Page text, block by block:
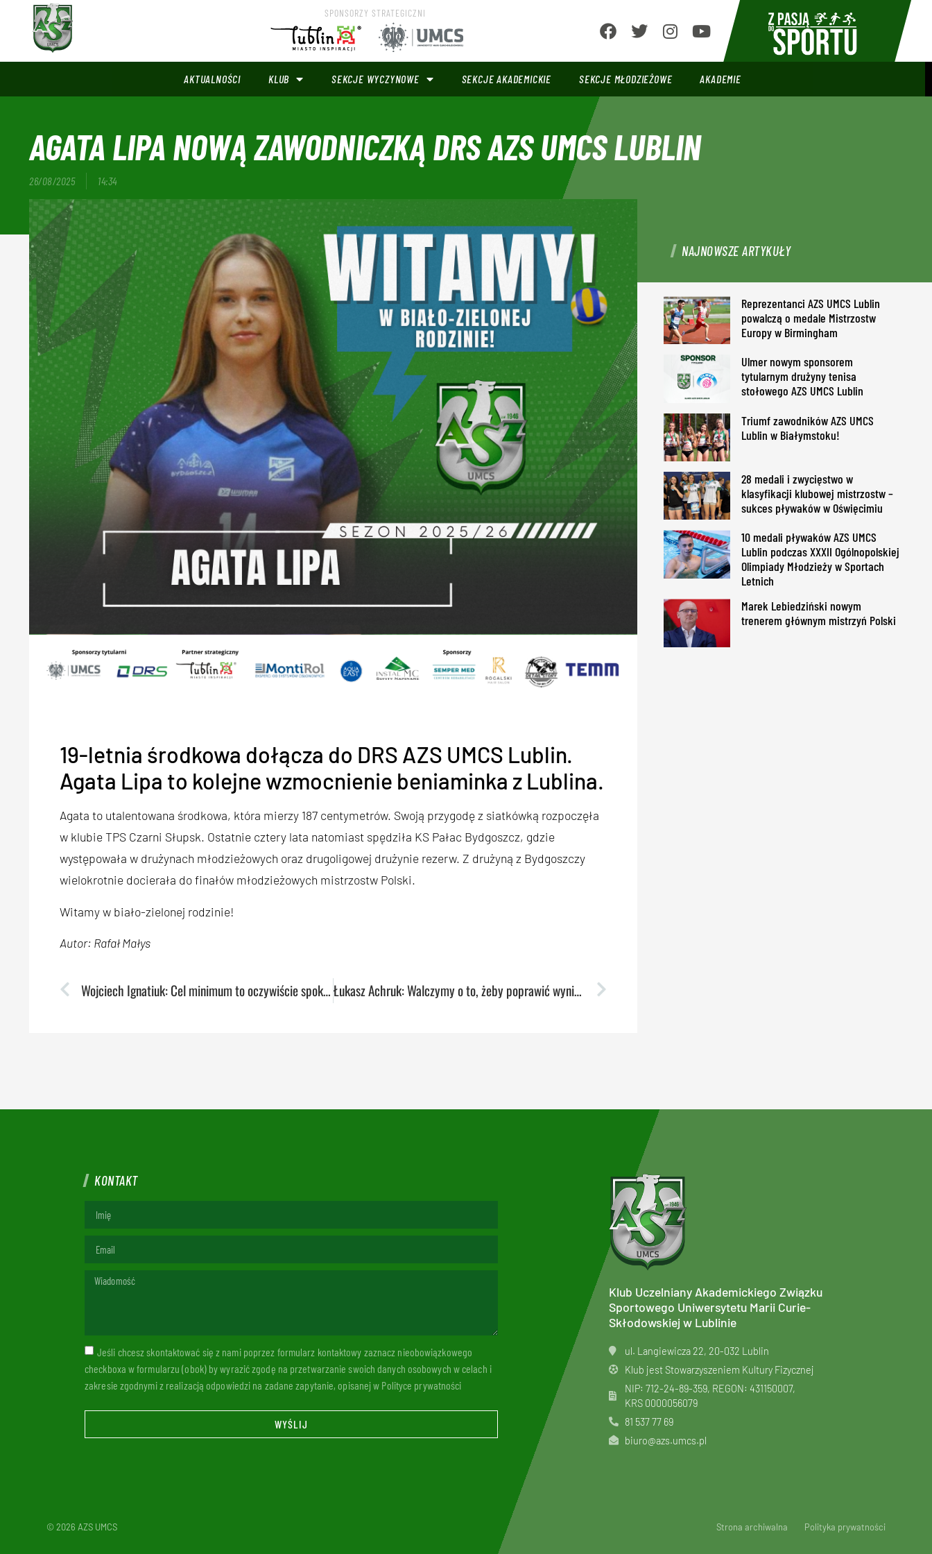
SPONSORZY STRATEGICZNI
AKTUALNOŚCI KLUB SEKCJE WYCZYNOWE SEKCJE AKADEMICKIE SEKCJE MŁODZIEŻOWE AKADEMIE
AGATA LIPA NOWĄ ZAWODNICZKĄ DRS AZS UMCS LUBLIN
26/08/2025 14:34
19-letnia środkowa dołącza do DRS AZS UMCS Lublin.
Agata Lipa to kolejne wzmocnienie beniaminka z Lublina.
Agata to utalentowana środkowa, która mierzy 187 centymetrów. Swoją przygodę z siatkówką rozpoczęła
w klubie TPS Czarni Słupsk. Ostatnie cztery lata natomiast spędziła KS Pałac Bydgoszcz, gdzie
występowała w drużynach młodzieżowych oraz drugoligowej drużynie rezerw. Z drużyną z Bydgoszczy
wielokrotnie docierała do finałów młodzieżowych mistrzostw Polski.
Witamy w biało-zielonej rodzinie!
Autor: Rafał Małys
Wojciech Ignatiuk: Cel minimum to oczywiście spokojne utrzymanie. Wynik, który zaspokoi ambicje tej grupy to walka w play off Łukasz Achruk: Walczymy o to, żeby poprawić wynik z zeszłego sezonu
NAJNOWSZE ARTYKUŁY
Reprezentanci AZS UMCS Lublin
powalczą o medale Mistrzostw
Europy w Birmingham
Ulmer nowym sponsorem
tytularnym drużyny tenisa
stołowego AZS UMCS Lublin
Triumf zawodników AZS UMCS
Lublin w Białymstoku!
28 medali i zwycięstwo w
klasyfikacji klubowej mistrzostw –
sukces pływaków w Oświęcimiu
10 medali pływaków AZS UMCS
Lublin podczas XXXII Ogólnopolskiej
Olimpiady Młodzieży w Sportach
Letnich
Marek Lebiedziński nowym
trenerem głównym mistrzyń Polski
KONTAKT
Jeśli chcesz skontaktować się z nami poprzez formularz kontaktowy zaznacz nieobowiązkowego
checkboxa w formularzu (obok) by wyrazić zgodę na przetwarzanie swoich danych osobowych w celach i
zakresie zgodnymi z realizacją odpowiedzi na zadane zapytanie, opisanej w Polityce prywatności
WYŚLIJ
Klub Uczelniany Akademickiego Związku
Sportowego Uniwersytetu Marii Curie-
Skłodowskiej w Lublinie
ul. Langiewicza 22, 20-032 Lublin
Klub jest Stowarzyszeniem Kultury Fizycznej
NIP: 712-24-89-359, REGON: 431150007,
KRS 0000056079
81 537 77 69
biuro@azs.umcs.pl
© 2026 AZS UMCS Strona archiwalna Polityka prywatności